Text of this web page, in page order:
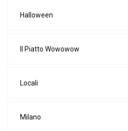
Halloween
Il Piatto Wowowow
Locali
Milano